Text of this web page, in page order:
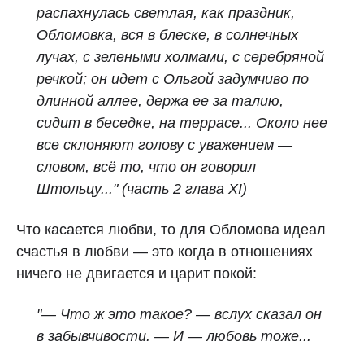
распахнулась светлая, как праздник,
Обломовка, вся в блеске, в солнечных
лучах, с зелеными холмами, с серебряной
речкой; он идет с Ольгой задумчиво по
длинной аллее, держа ее за талию,
сидит в беседке, на террасе... Около нее
все склоняют голову с уважением —
словом, всё то, что он говорил
Штольцу..." (часть 2 глава XI)
Что касается любви, то для Обломова идеал
счастья в любви — это когда в отношениях
ничего не двигается и царит покой:
"— Что ж это такое? — вслух сказал он
в забывчивости. — И — любовь тоже...